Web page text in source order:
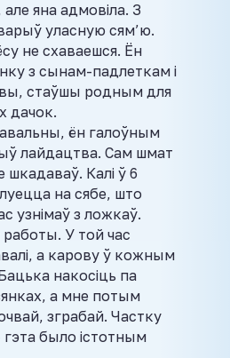
яна адмовіла. З
уласную сям’ю.
не схаваешся. Ён
з сынам-падлеткам і
стаўшы родным для
дачок.
ён галоўным
лайдацтва. Сам шмат
шкадаваў. Калі ў 6
на сябе, што
узнімаў з ложкаў.
У той час
а карову ў кожным
накосіць па
а мне потым
зграбай. Частку
гэта было істотным